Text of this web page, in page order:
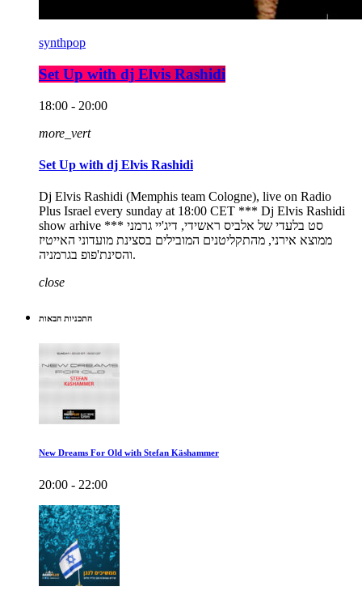
synthpop
Set Up with dj Elvis Rashidi
18:00 - 20:00
more_vert
Set Up with dj Elvis Rashidi
Dj Elvis Rashidi (Memphis team Cologne), live on Radio
Plus Israel every sunday at 18:00 CET *** Dj Elvis Rashidi
show arhive *** סט בלעדי של אלביס ראשידי, דיג'יי גרמני
ממוצא אירני, מהתקליטנים המובילים בסצינת מועדוני האייטיז
והסינת'פופ בגרמניה.
close
התכניות הבאות
New Dreams For Old with Stefan Käshammer
20:00 - 22:00